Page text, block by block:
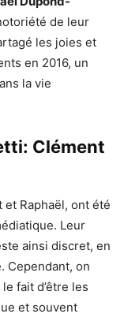
de leur
les joies et
en 2016, un
la vie
Clément
et Raphaël, ont été
Leur
ainsi discret, en
Cependant, on
fait d’être les
et souvent